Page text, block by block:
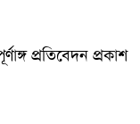
প্রতিবেদন প্রকাশ